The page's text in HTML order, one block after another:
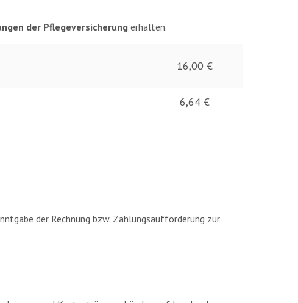
der Pflegeversicherungerhalten.
16,00 €
6,64 €
der Rechnung bzw. Zahlungsaufforderung zur